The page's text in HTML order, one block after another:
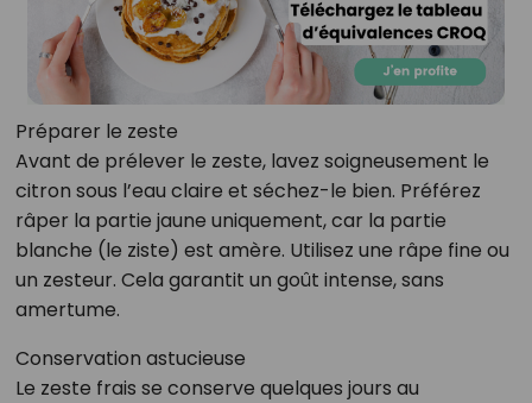
Préparer le zeste
Avant de prélever le zeste, lavez soigneusement le
citron sous l’eau claire et séchez-le bien. Préférez
râper la partie jaune uniquement, car la partie
blanche (le ziste) est amère. Utilisez une râpe fine ou
un zesteur. Cela garantit un goût intense, sans
amertume.
Conservation astucieuse
Le zeste frais se conserve quelques jours au